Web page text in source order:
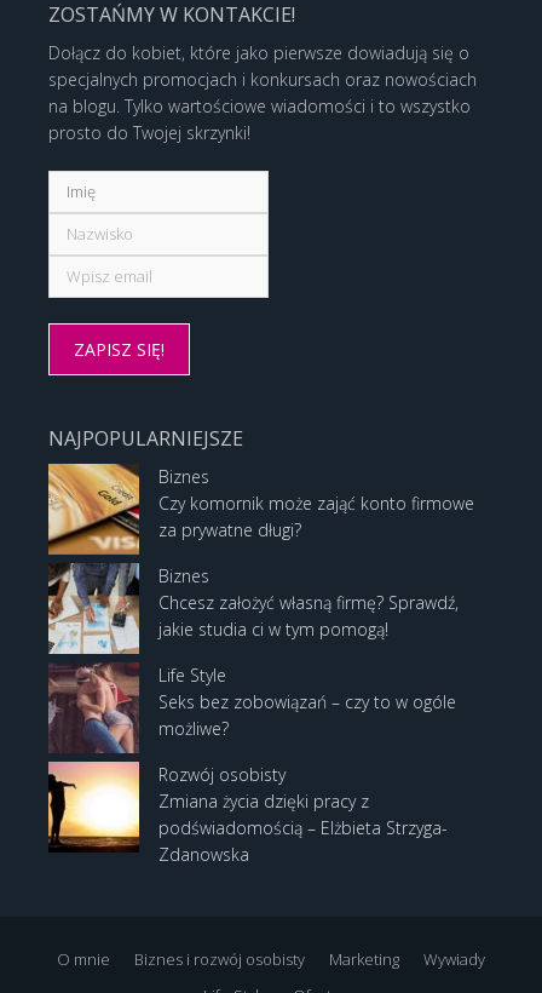
ZOSTAŃMY W KONTAKCIE!
Dołącz do kobiet, które jako pierwsze dowiadują się o
specjalnych promocjach i konkursach oraz nowościach
na blogu. Tylko wartościowe wiadomości i to wszystko
prosto do Twojej skrzynki!
NAJPOPULARNIEJSZE
Biznes
Czy komornik może zająć konto firmowe
za prywatne długi?
Biznes
Chcesz założyć własną firmę? Sprawdź,
jakie studia ci w tym pomogą!
Life Style
Seks bez zobowiązań – czy to w ogóle
możliwe?
Rozwój osobisty
Zmiana życia dzięki pracy z
podświadomością – Elżbieta Strzyga-
Zdanowska
O mnie Biznes i rozwój osobisty Marketing
Wywiady